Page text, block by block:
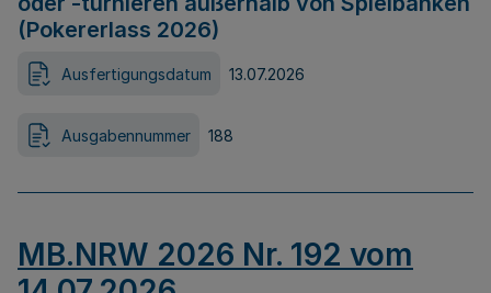
(Pokererlass 2026)
Ausfertigungsdatum 13.07.2026
Ausgabennummer 188
MB.NRW 2026 Nr. 192 vom